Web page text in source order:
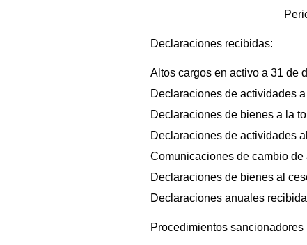
Declaraciones recibidas:
Altos cargos en activo a 31 de
Declaraciones de actividades
Declaraciones de bienes a la
Declaraciones de actividades
Comunicaciones de cambio de
Declaraciones de bienes al
Declaraciones anuales
Procedimientos sancionadores